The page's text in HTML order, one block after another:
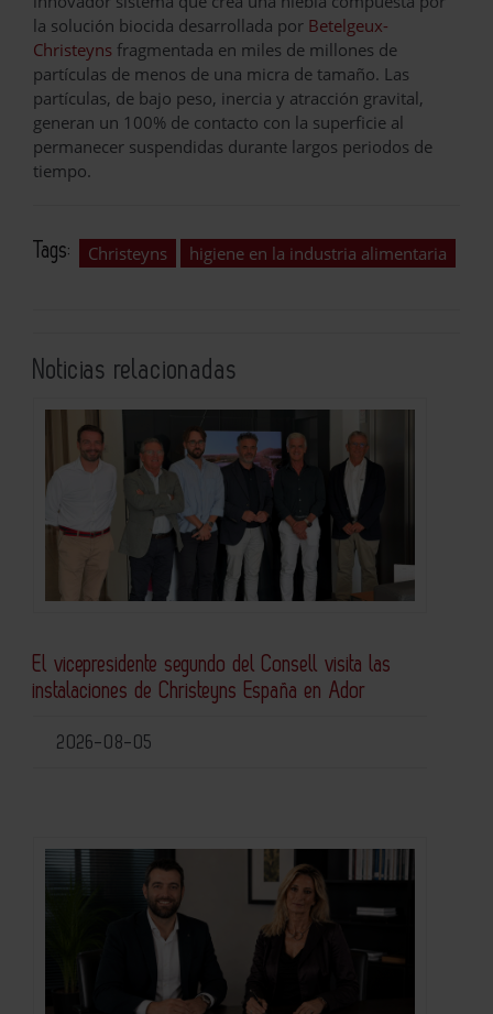
la solución biocida desarrollada por Betelgeux-
Christeyns fragmentada en miles de millones de
partículas de menos de una micra de tamaño. Las
partículas, de bajo peso, inercia y atracción gravital,
generan un 100% de contacto con la superficie al
permanecer suspendidas durante largos periodos de
tiempo.
Tags: Christeyns higiene en la industria alimentaria
Noticias relacionadas
El vicepresidente segundo del Consell visita las
instalaciones de Christeyns España en Ador
2026-08-05